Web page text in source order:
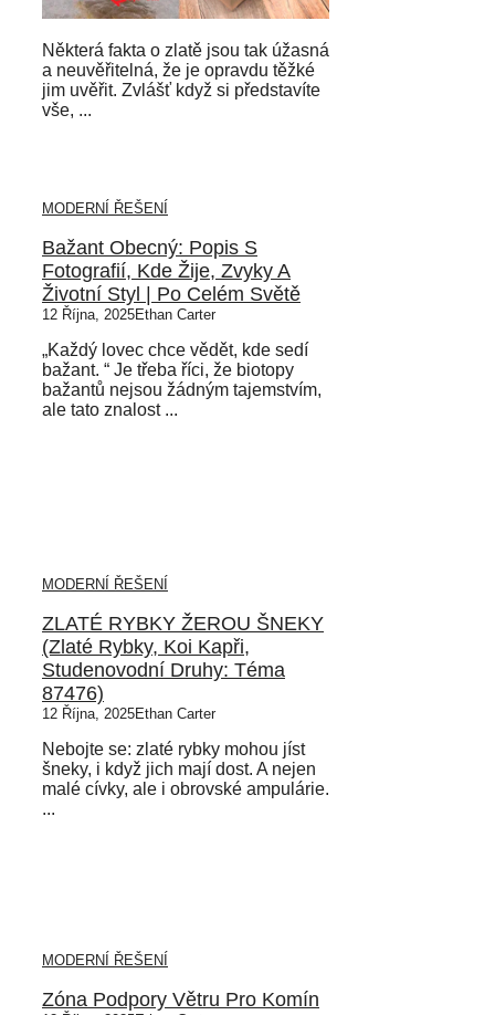
Některá fakta o zlatě jsou tak úžasná
a neuvěřitelná, že je opravdu těžké
jim uvěřit. Zvlášť když si představíte
vše, ...
MODERNÍ ŘEŠENÍ
Bažant Obecný: Popis S
Fotografií, Kde Žije, Zvyky A
Životní Styl | Po Celém Světě
12 Října, 2025Ethan Carter
„Každý lovec chce vědět, kde sedí
bažant. “ Je třeba říci, že biotopy
bažantů nejsou žádným tajemstvím,
ale tato znalost ...
MODERNÍ ŘEŠENÍ
ZLATÉ RYBKY ŽEROU ŠNEKY
(Zlaté Rybky, Koi Kapři,
Studenovodní Druhy: Téma
87476)
12 Října, 2025Ethan Carter
Nebojte se: zlaté rybky mohou jíst
šneky, i když jich mají dost. A nejen
malé cívky, ale i obrovské ampulárie.
...
MODERNÍ ŘEŠENÍ
Zóna Podpory Větru Pro Komín